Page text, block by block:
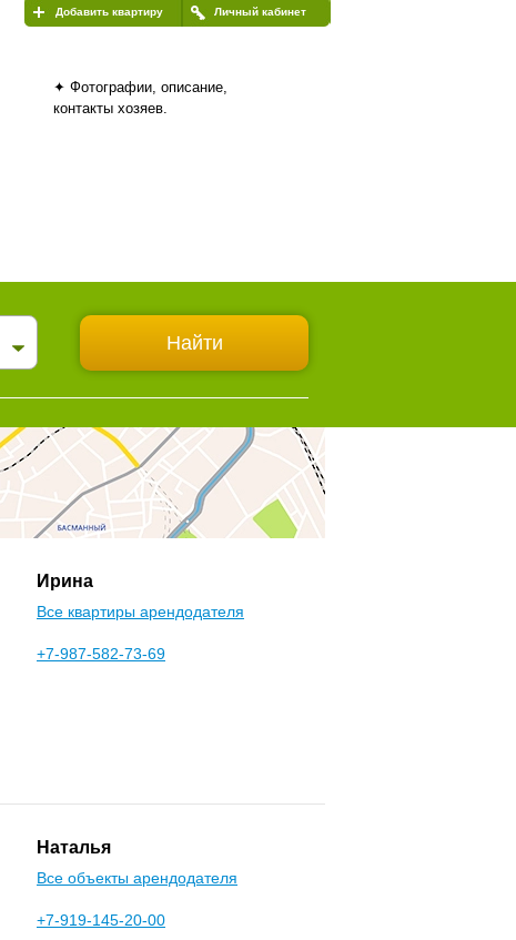
Личный кабинет
Добавить квартиру
✦ Фотографии, описание,
контакты хозяев.
Ирина
Все квартиры арендодателя
+7-987-582-73-69
Наталья
Все объекты арендодателя
+7-919-145-20-00